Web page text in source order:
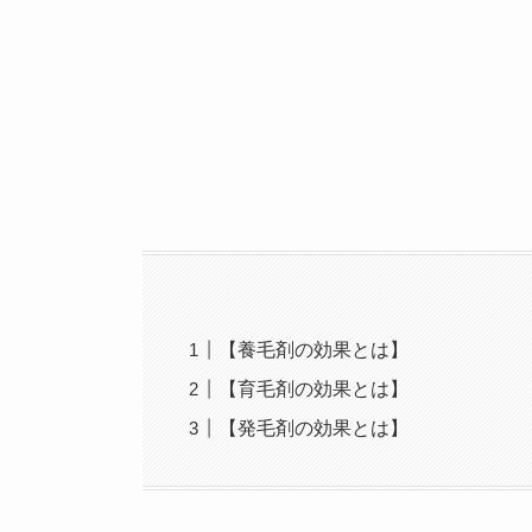
【養毛剤の効果とは】
【育毛剤の効果とは】
【発毛剤の効果とは】